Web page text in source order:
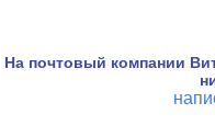
На почтовый компании